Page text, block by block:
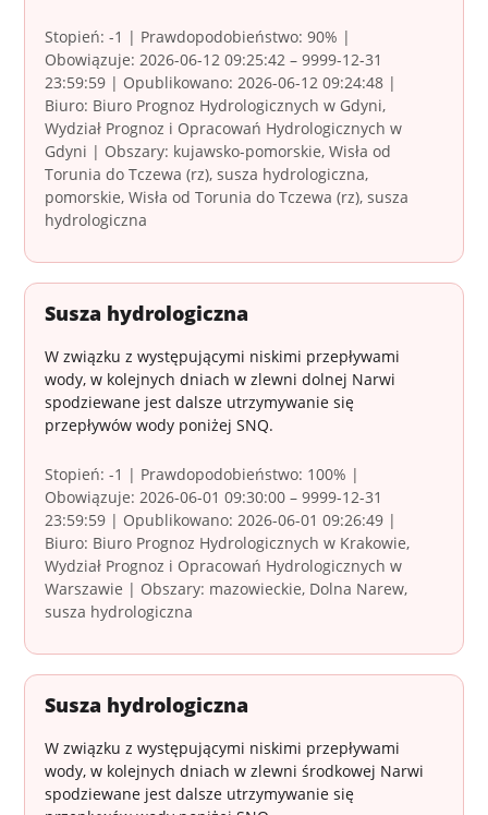
Stopień: -1 | Prawdopodobieństwo: 90% |
Obowiązuje: 2026-06-12 09:25:42 – 9999-12-31
23:59:59 | Opublikowano: 2026-06-12 09:24:48 |
Biuro: Biuro Prognoz Hydrologicznych w Gdyni,
Wydział Prognoz i Opracowań Hydrologicznych w
Gdyni | Obszary: kujawsko-pomorskie, Wisła od
Torunia do Tczewa (rz), susza hydrologiczna,
pomorskie, Wisła od Torunia do Tczewa (rz), susza
hydrologiczna
Susza hydrologiczna
W związku z występującymi niskimi przepływami
wody, w kolejnych dniach w zlewni dolnej Narwi
spodziewane jest dalsze utrzymywanie się
przepływów wody poniżej SNQ.
Stopień: -1 | Prawdopodobieństwo: 100% |
Obowiązuje: 2026-06-01 09:30:00 – 9999-12-31
23:59:59 | Opublikowano: 2026-06-01 09:26:49 |
Biuro: Biuro Prognoz Hydrologicznych w Krakowie,
Wydział Prognoz i Opracowań Hydrologicznych w
Warszawie | Obszary: mazowieckie, Dolna Narew,
susza hydrologiczna
Susza hydrologiczna
W związku z występującymi niskimi przepływami
wody, w kolejnych dniach w zlewni środkowej Narwi
spodziewane jest dalsze utrzymywanie się